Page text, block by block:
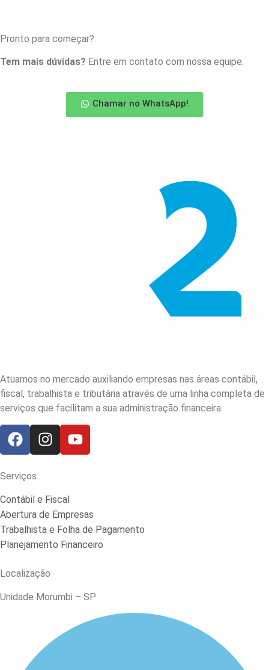
Pronto para começar?
Tem mais dúvidas? Entre em contato com nossa equipe.
Chamar no WhatsApp!
Atuamos no mercado auxiliando empresas nas áreas contábil,
fiscal, trabalhista e tributária através de uma linha completa de
serviços que facilitam a sua administração financeira.
Serviços
Contábil e Fiscal
Abertura de Empresas
Trabalhista e Folha de Pagamento
Planejamento Financeiro
Localização
Unidade Morumbi – SP